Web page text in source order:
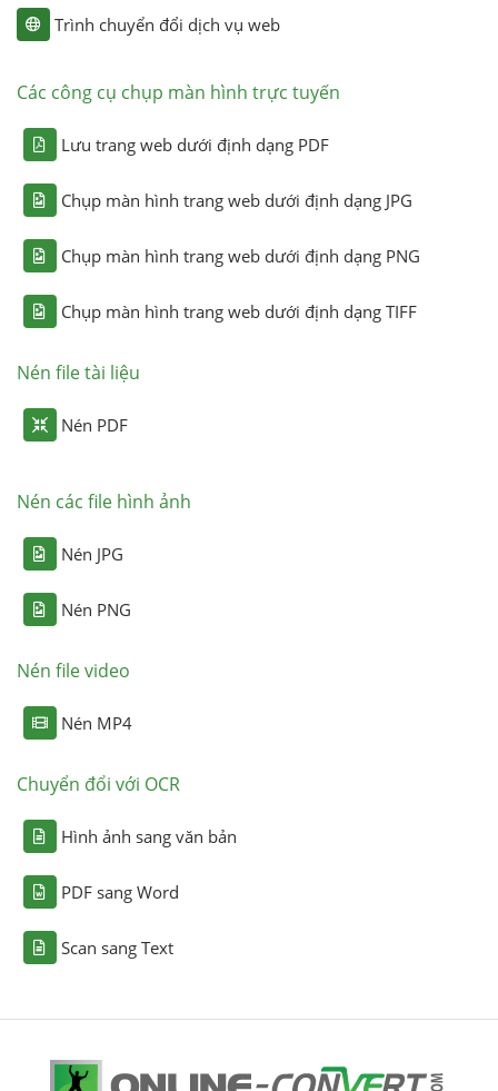
Trình chuyển đổi dịch vụ web
Các công cụ chụp màn hình trực tuyến
Lưu trang web dưới định dạng PDF
Chụp màn hình trang web dưới định dạng JPG
Chụp màn hình trang web dưới định dạng PNG
Chụp màn hình trang web dưới định dạng TIFF
Nén file tài liệu
Nén PDF
Nén các file hình ảnh
Nén JPG
Nén PNG
Nén file video
Nén MP4
Chuyển đổi với OCR
Hình ảnh sang văn bản
PDF sang Word
Scan sang Text